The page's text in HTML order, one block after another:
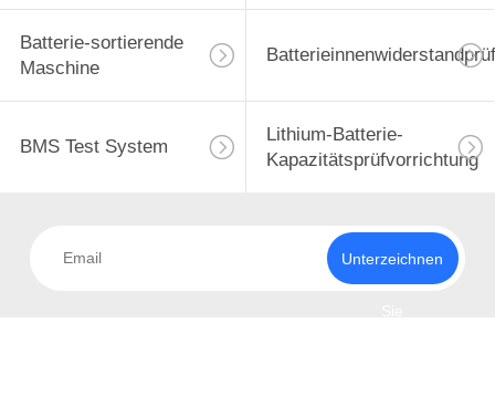
Batterie-sortierende
Maschine
BMS Test System
Lithium-Batterie-
Kapazitätsprüfvorrichtung
Unterzeichnen